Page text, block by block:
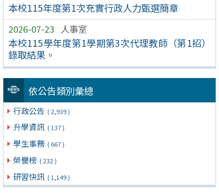
本校115年度第1次充實行政人力甄選簡章
2026-07-23 人事室
本校115學年度第1學期第3次代理教師（第1招）
錄取結果。
依公告類別彙總
行政公告 ( 2,939 )
升學資訊 ( 137 )
學生事務 ( 667 )
榮譽榜 ( 232 )
研習快訊 ( 1,149 )